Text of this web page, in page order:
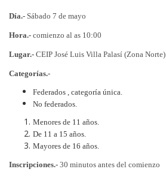
Día.- Sábado 7 de mayo
Hora.- comienzo al as 10:00
Lugar.- CEIP José Luis Villa Palasí (Zona Norte)
Categorías.-
Federados , categoría única.
No federados.
Menores de 11 años.
De 11 a 15 años.
Mayores de 16 años.
Inscripciones.- 30 minutos antes del comienzo